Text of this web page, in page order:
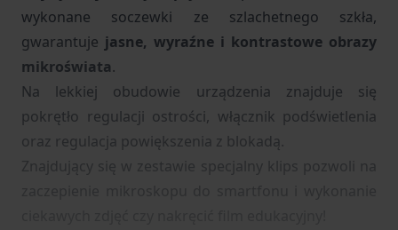
wykonane soczewki ze szlachetnego szkła,
gwarantuje jasne, wyraźne i kontrastowe obrazy
mikroświata.
Na lekkiej obudowie urządzenia znajduje się
pokrętło regulacji ostrości, włącznik podświetlenia
oraz regulacja powiększenia z blokadą.
Znajdujący się w zestawie specjalny klips pozwoli na